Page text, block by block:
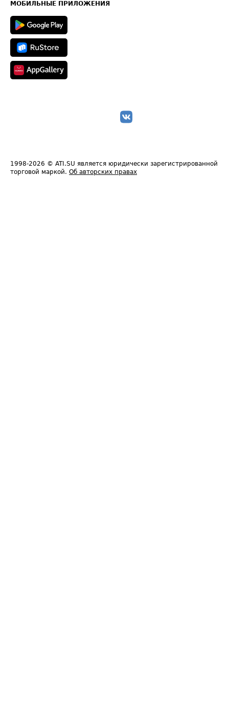
Техническая информация
МОБИЛЬНЫЕ ПРИЛОЖЕНИЯ
1998-2026 © ATI.SU является юридически зарегистрированной
торговой маркой. Об авторских правах